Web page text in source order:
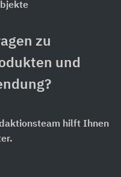
zu
und
hilft Ihnen